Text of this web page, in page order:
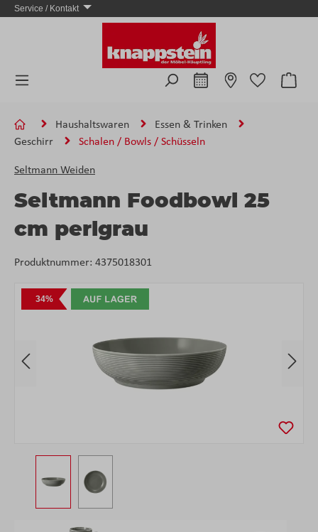
Zum Hauptinhalt springen
Service / Kontakt
Haushaltswaren
Essen & Trinken
Geschirr
Schalen / Bowls / Schüsseln
34%
Bildergalerie überspringen
Seltmann Weiden
Seltmann Foodbowl 25
cm perlgrau
Produktnummer: 4375018301